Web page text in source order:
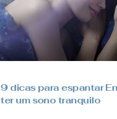
9 dicas para espantar
ter um sono tranquilo